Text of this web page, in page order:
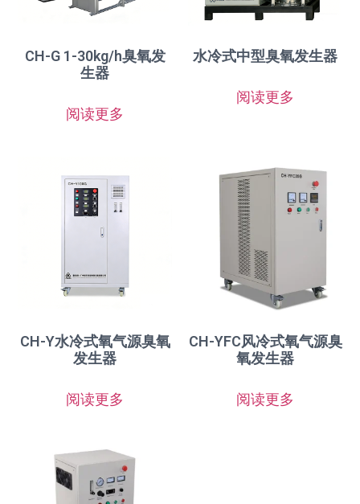
CH-G 1-30kg/h臭氧发
生器
阅读更多
水冷式中型臭氧发生器
阅读更多
CH-Y水冷式氧气源臭氧
发生器
阅读更多
CH-YFC风冷式氧气源臭
氧发生器
阅读更多